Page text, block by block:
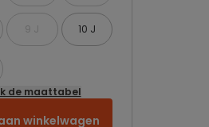
9 J 10 J
de maattabel
winkelwagen